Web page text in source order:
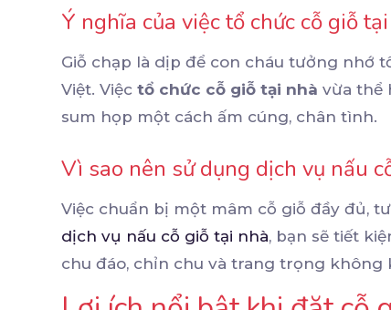
Ý nghĩa của việc tổ chức cỗ giỗ
Giỗ chạp là dịp để con cháu tưởng nhớ
Việt. Việc tổ chức cỗ giỗ tại nhà vừa thể
sum họp một cách ấm cúng, chân tình.
Vì sao nên sử dụng dịch vụ nấu
Việc chuẩn bị một mâm cỗ giỗ đầy đủ,
dịch vụ nấu cỗ giỗ tại nhà, bạn sẽ tiết
chu đáo, chỉn chu và trang trọng không